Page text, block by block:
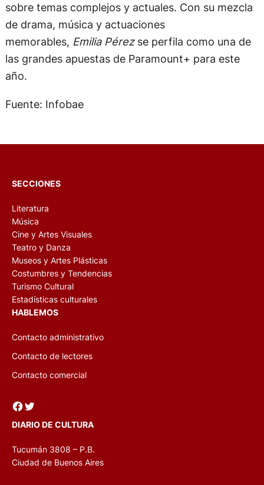
sobre temas complejos y actuales. Con su mezcla
de drama, música y actuaciones
memorables, Emilia Pérez se perfila como una de
las grandes apuestas de Paramount+ para este
año.
Fuente: Infobae
SECCIONES
Literatura
Música
Cine y Artes Visuales
Teatro y Danza
Museos y Artes Plásticas
Costumbres y Tendencias
Turismo Cultural
Estadísticas culturales
HABLEMOS
Contacto administrativo
Contacto de lectores
Contacto comercial
Facebook Twitter
DIARIO DE CULTURA
Tucumán 3808 – P.B.
Ciudad de Buenos Aires